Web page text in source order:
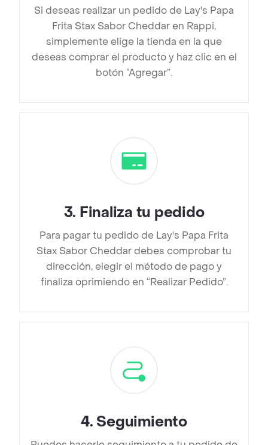
Si deseas realizar un pedido de Lay's Papa
Frita Stax Sabor Cheddar en Rappi,
simplemente elige la tienda en la que
deseas comprar el producto y haz clic en el
botón “Agregar”.
3. Finaliza tu pedido
Para pagar tu pedido de Lay's Papa Frita
Stax Sabor Cheddar debes comprobar tu
dirección, elegir el método de pago y
finaliza oprimiendo en “Realizar Pedido”.
4. Seguimiento